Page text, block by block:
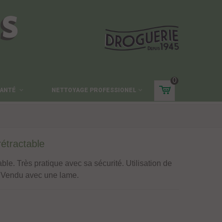
NETTOYAGE PROFESSIONEL
0
Très pratique avec sa sécurité. Utilisation de
avec une lame.